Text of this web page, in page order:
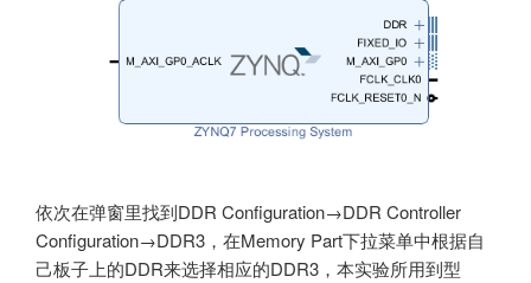
依次在弹窗里找到DDR Configuration→DDR Controller
Configuration→DDR3，在Memory Part下拉菜单中根据自
己板子上的DDR来选择相应的DDR3，本实验所用到型